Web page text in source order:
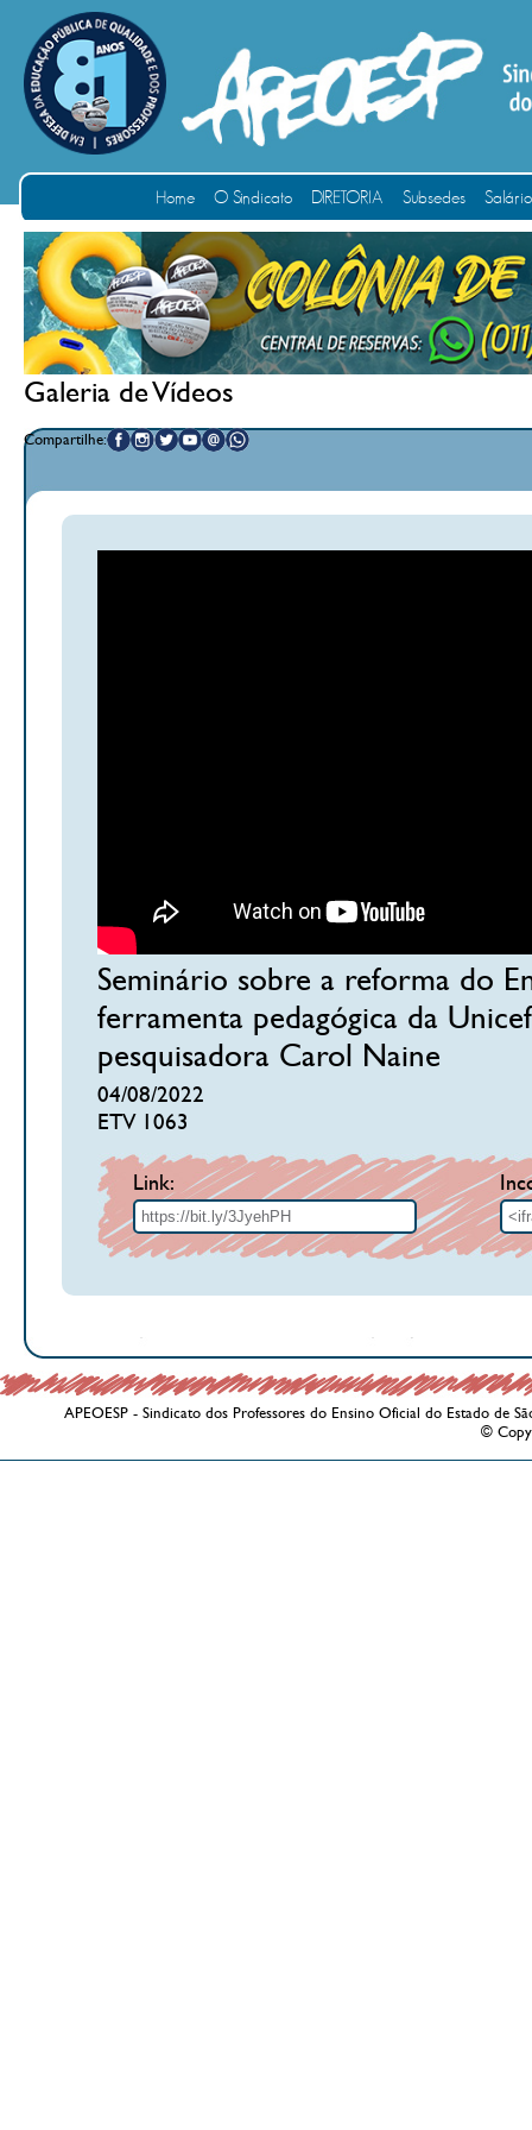
Home O Sindicato DIRETORIA Subsedes
Galeria de Vídeos
Compartilhe:
Seminário sobre a reforma do
ferramenta pedagógica da
pesquisadora Carol Naine
04/08/2022
ETV 1063
Link:
APEOESP - Sindicato dos Professores do Ensino Oficial do Estado de
©